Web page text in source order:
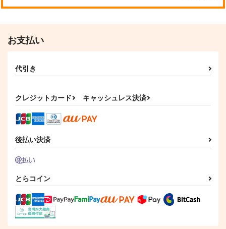
お支払い
代引き
クレジットカード キャッシュレス決済
後払い決済
とらコイン